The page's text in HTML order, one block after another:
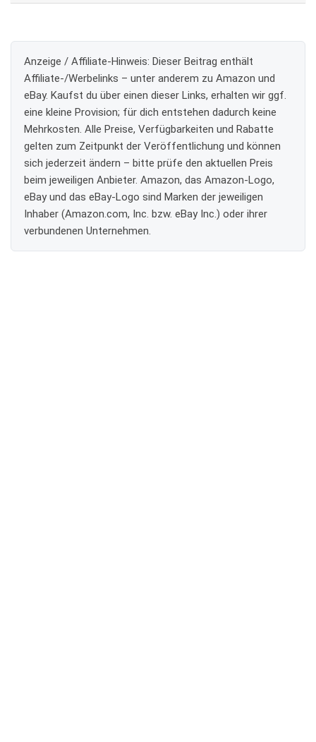
Anzeige / Affiliate-Hinweis: Dieser Beitrag enthält
Affiliate-/Werbelinks – unter anderem zu Amazon und
eBay. Kaufst du über einen dieser Links, erhalten wir ggf.
eine kleine Provision; für dich entstehen dadurch keine
Mehrkosten. Alle Preise, Verfügbarkeiten und Rabatte
gelten zum Zeitpunkt der Veröffentlichung und können
sich jederzeit ändern – bitte prüfe den aktuellen Preis
beim jeweiligen Anbieter. Amazon, das Amazon-Logo,
eBay und das eBay-Logo sind Marken der jeweiligen
Inhaber (Amazon.com, Inc. bzw. eBay Inc.) oder ihrer
verbundenen Unternehmen.